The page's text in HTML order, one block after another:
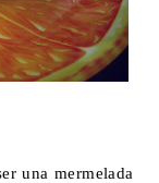
una mermelada